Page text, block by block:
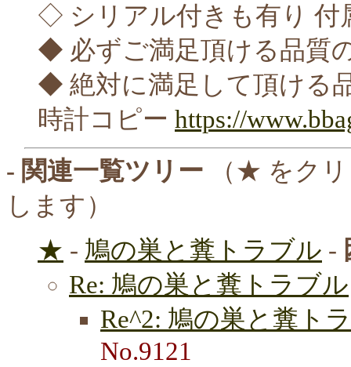
◇ シリアル付きも有り 付
◆ 必ずご満足頂ける品質
◆ 絶対に満足して頂ける
時計コピー https://
- 関連一覧ツリー （★ をク
します）
★ - 鳩の巣と糞トラブル -
Re: 鳩の巣と糞トラブル
Re^2: 鳩の巣と糞ト
No.9121